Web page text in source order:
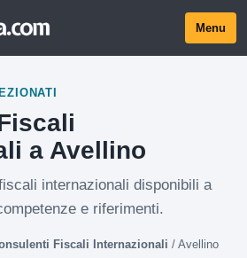
Menu
a Avellino
internazionali disponibili a
e riferimenti.
Fiscali Internazionali / Avellino